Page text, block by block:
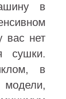
в
вас нет
сушки.
в